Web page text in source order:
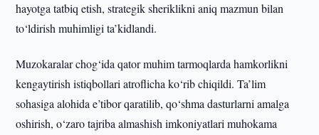
hayotga tatbiq etish, strategik sheriklikni aniq mazmun bilan
to‘ldirish muhimligi ta’kidlandi.
Muzokaralar chog‘ida qator muhim tarmoqlarda hamkorlikni
kengaytirish istiqbollari atroflicha ko‘rib chiqildi. Ta’lim
sohasiga alohida e’tibor qaratilib, qo‘shma dasturlarni amalga
oshirish, o‘zaro tajriba almashish imkoniyatlari muhokama